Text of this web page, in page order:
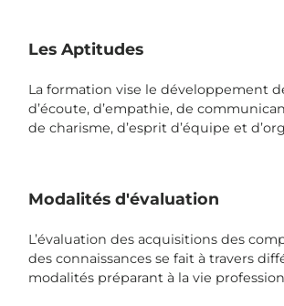
Les Aptitudes
La formation vise le développement
d’écoute, d’empathie, de
de charisme, d’esprit d’équipe et
Modalités d'évaluation
L’évaluation des acquisitions des
des connaissances se fait à travers
modalités préparant à la vie